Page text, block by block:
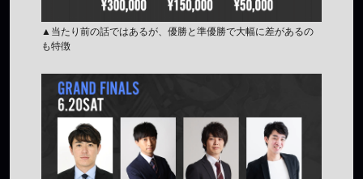
▲当たり前の話ではあるが、優勝と準優勝で大幅に差があるの
も特徴